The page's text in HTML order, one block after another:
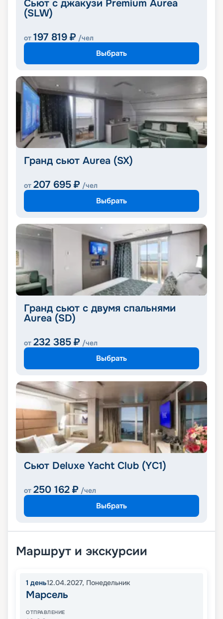
Сьют с джакузи Premium Aurea
(SLW)
от 197 819 ₽ /чел
Выбрать
Гранд сьют Aurea (SX)
от 207 695 ₽ /чел
Выбрать
Гранд сьют с двумя спальнями
Aurea (SD)
от 232 385 ₽ /чел
Выбрать
Сьют Deluxe Yacht Club (YC1)
от 250 162 ₽ /чел
Выбрать
Маршрут и экскурсии
1 день12.04.2027, Понедельник
Марсель
ОТПРАВЛЕНИЕ